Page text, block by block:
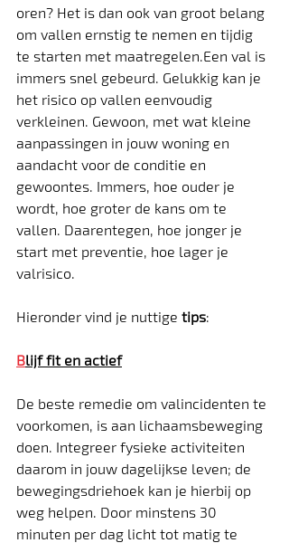
oren? Het is dan ook van groot belang
om vallen ernstig te nemen en tijdig
te starten met maatregelen.Een val is
immers snel gebeurd. Gelukkig kan je
het risico op vallen eenvoudig
verkleinen. Gewoon, met wat kleine
aanpassingen in jouw woning en
aandacht voor de conditie en
gewoontes. Immers, hoe ouder je
wordt, hoe groter de kans om te
vallen. Daarentegen, hoe jonger je
start met preventie, hoe lager je
valrisico.
Hieronder vind je nuttige tips:
Blijf fit en actief
De beste remedie om valincidenten te
voorkomen, is aan lichaamsbeweging
doen. Integreer fysieke activiteiten
daarom in jouw dagelijkse leven; de
bewegingsdriehoek kan je hierbij op
weg helpen. Door minstens 30
minuten per dag licht tot matig te